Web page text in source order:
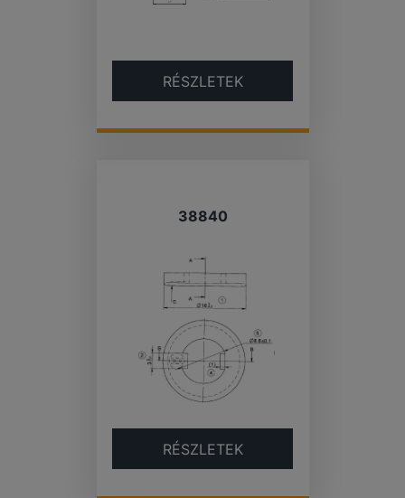
RÉSZLETEK
38840
RÉSZLETEK